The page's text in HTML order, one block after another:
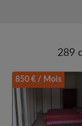
289
850 € / Mois